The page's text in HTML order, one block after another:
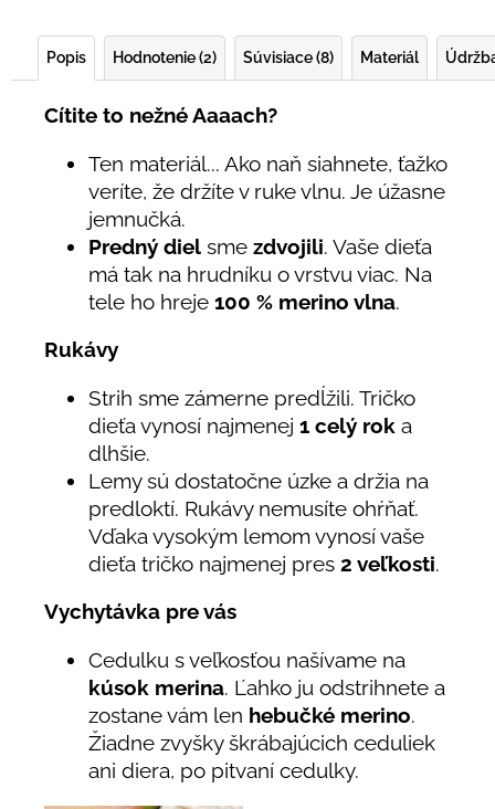
Popis Hodnotenie (2) Súvisiace (8) Materiál
Cítite to nežné Aaaach?
Ten materiál... Ako naň siahnete, ťažko
veríte, že držíte v ruke vlnu. Je úžasne
jemnučká.
Predný diel sme zdvojili. Vaše dieťa
má tak na hrudníku o vrstvu viac. Na
tele ho hreje 100 % merino vlna.
Rukávy
Strih sme zámerne predĺžili. Tričko
dieťa vynosí najmenej 1 celý rok a
dlhšie.
Lemy sú dostatočne úzke a držia na
predloktí. Rukávy nemusíte ohŕňať.
Vďaka vysokým lemom vynosí vaše
dieťa tričko najmenej pres 2 veľkosti.
Vychytávka pre vás
Cedulku s veľkosťou našívame na
kúsok merina. Ľahko ju odstrihnete a
zostane vám len hebučké merino.
Žiadne zvyšky škrábajúcich ceduliek
ani diera, po pitvaní cedulky.